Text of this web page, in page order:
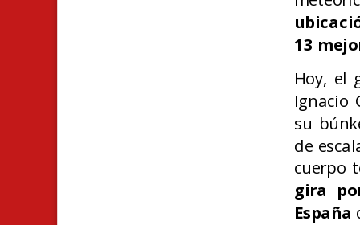
13
Hoy, el
Ignacio
su
de
cuerpo
gira
España